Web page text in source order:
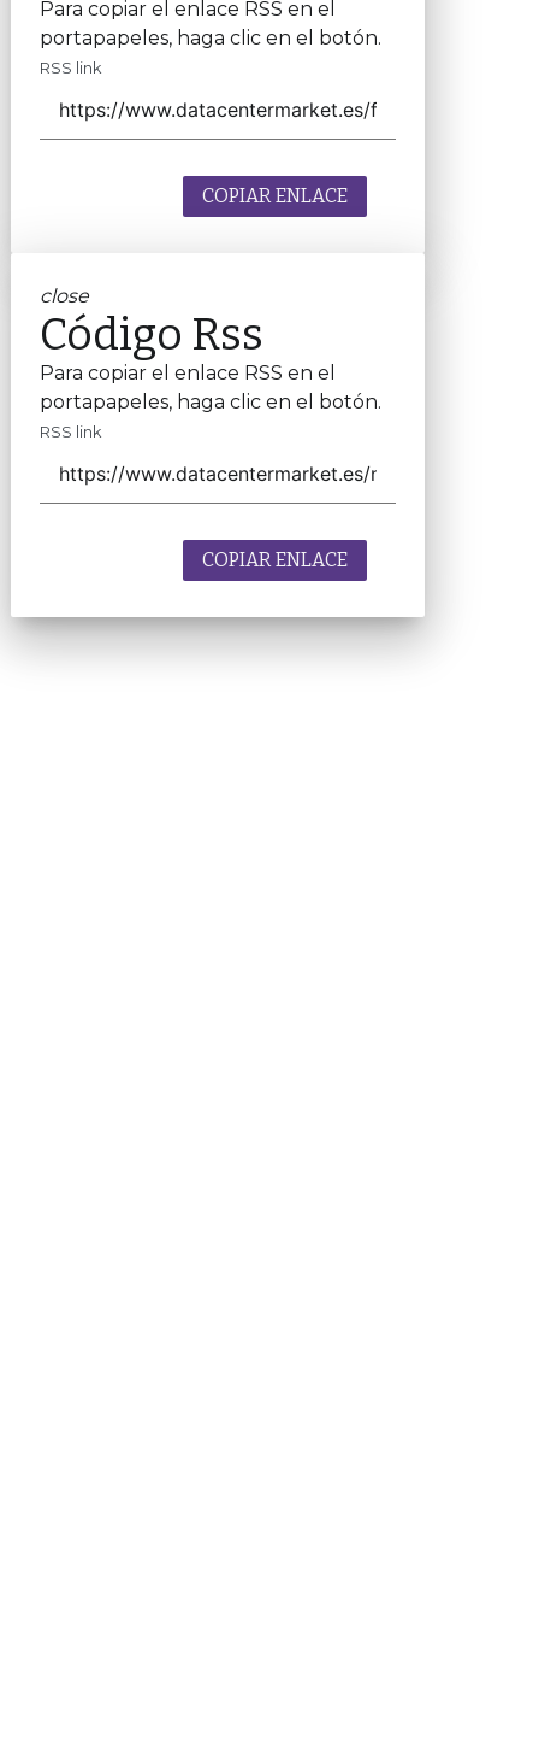
Para copiar el enlace RSS en el
portapapeles, haga clic en el botón.
RSS link
COPIAR ENLACE
close
Código Rss
Para copiar el enlace RSS en el
portapapeles, haga clic en el botón.
RSS link
COPIAR ENLACE